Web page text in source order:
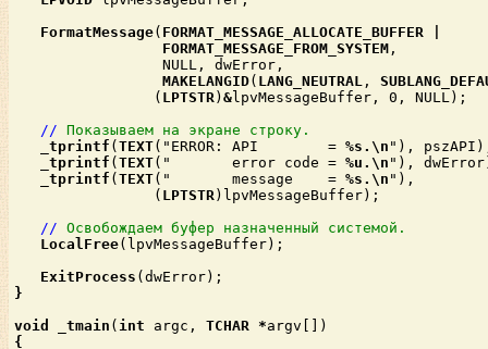
FormatMessage( FORMAT_MESSAGE_ALLOCATE_BUFFER
FORMAT_MESSAGE_FROM_SYSTEM ,
                 NULL, dwError,
MAKELANGID( LANG_NEUTRAL ,
                (
LPTSTR) &lpvMessageBuffer, 0, NULL);
// Показываем на экране строку.
_tprintf ( TEXT("ERROR: API        = %s.\n "),
_tprintf ( TEXT("       error code = %u.\n "),
_tprintf ( TEXT("       message    = %s.\n "),
                (
LPTSTR)lpvMessageBuffer);
// Освобождаем буфер назначенный системой.
LocalFree(lpvMessageBuffer);
ExitProcess (dwError);
}
void
_tmain ( int argc, TCHAR *argv[])